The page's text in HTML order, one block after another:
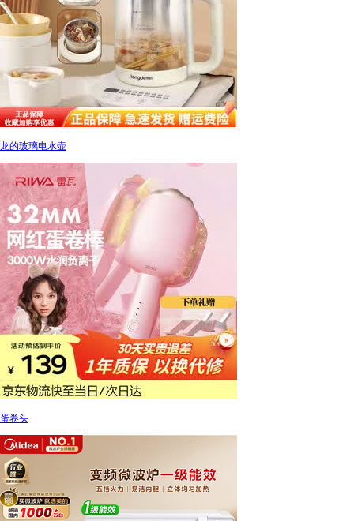
龙的玻璃电水壶
蛋卷头